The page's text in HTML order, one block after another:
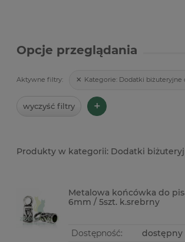
Opcje przeglądania
Aktywne filtry: Kategorie: Dodatki biżuteryjne
wyczyść filtry +
Dodatki
Metalowa końcówka do
6mm / 5szt. k.srebrny
Dostępność: dostępny